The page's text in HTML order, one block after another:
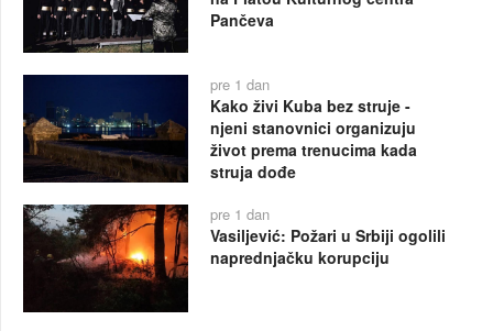
Pančeva
pre 1 dan
Kako živi Kuba bez struje -
njeni stanovnici organizuju
život prema trenucima kada
struja dođe
pre 1 dan
Vasiljević: Požari u Srbiji ogolili
naprednjačku korupciju